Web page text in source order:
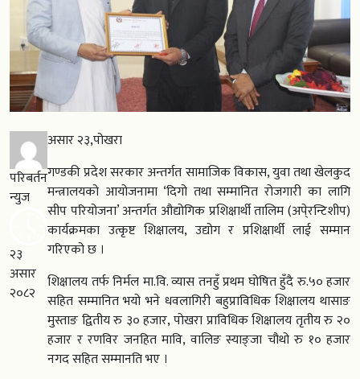
परिबर्तन
न्युज
२३
असार
२०८२
असार २३,पोखरा
गण्डकी प्रदेश सरकार अन्तर्गत सामाजिक विकास, युवा तथा खेलकुद
मन्त्रालयको आयोजनामा ‘दिगो तथा सम्मानित रोजगारी का लागि
सीप परियोजना’ अन्तर्गत औद्योगिक प्रशिक्षार्थी तालिम (अपे्रन्टिशीप)
कार्यक्रमका उत्कृष्ट शिक्षालय, उद्योग र प्रशिक्षार्थी लाई सम्मान
गरिएको छ ।
शिक्षालय तर्फ निर्मल मा.वि. व्यास तनहुँ प्रथम घोषित हुँदै रु.५० हजार
सहित सम्मानित भयो भने धवलागिरी बहुप्राविधिक शिक्षालय थासाङ
मुस्ताङ द्वितीय रु ३० हजार, पोखरा प्राविधिक शिक्षालय तृतीय रु २०
हजार र रणविर जनहित मावि, वालिङ स्याङ्जा चौथो रु १० हजार
नगद सहित सम्मानति भए ।